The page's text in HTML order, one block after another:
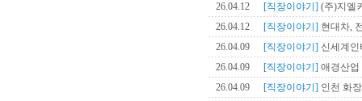
26.04.12
[직장이야기] (주)지엘
26.04.12
[직장이야기] 현대차,
26.04.09
[직장이야기] 신세계인
26.04.09
[직장이야기] 애경산업
26.04.09
[직장이야기] 인천 화